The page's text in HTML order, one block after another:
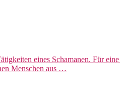
eines Schamanen. Für
Menschen aus …